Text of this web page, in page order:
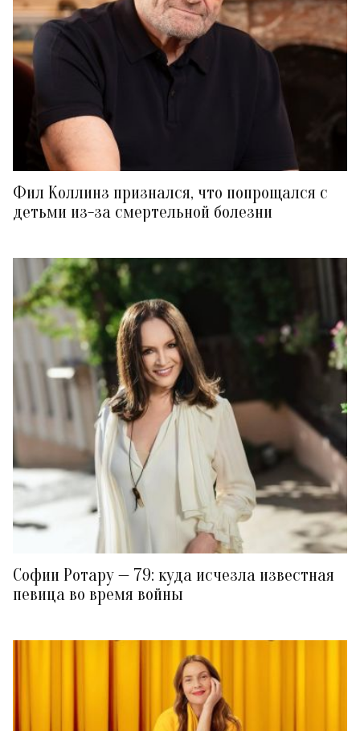
Фил Коллинз признался, что попрощался с
детьми из-за смертельной болезни
Софии Ротару — 79: куда исчезла известная
певица во время войны